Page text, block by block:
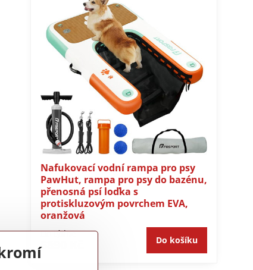
Nafukovací vodní rampa pro psy
PawHut, rampa pro psy do bazénu,
přenosná psí loďka s
protiskluzovým povrchem EVA,
oranžová
Do týdne
5890 Kč Do košíku